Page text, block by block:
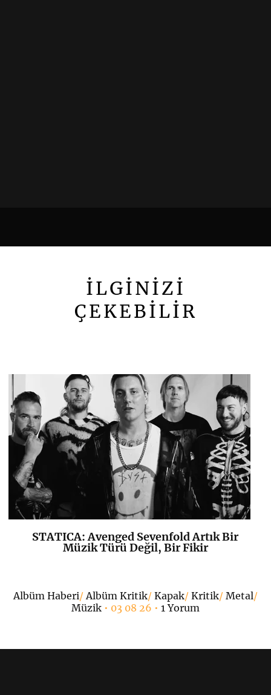
İLGİNİZİ
ÇEKEBİLİR
K+
STATICA: Avenged Sevenfold Artık Bir
Müzik Türü Değil, Bir Fikir
Albüm Haberi/Albüm Kritik/ Kapak/ Kritik/ Metal/
Müzik• 03 08 26 • 1 Yorum